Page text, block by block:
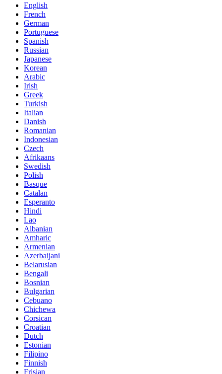
English
French
German
Portuguese
Spanish
Russian
Japanese
Korean
Arabic
Irish
Greek
Turkish
Italian
Danish
Romanian
Indonesian
Czech
Afrikaans
Swedish
Polish
Basque
Catalan
Esperanto
Hindi
Lao
Albanian
Amharic
Armenian
Azerbaijani
Belarusian
Bengali
Bosnian
Bulgarian
Cebuano
Chichewa
Corsican
Croatian
Dutch
Estonian
Filipino
Finnish
Frisian